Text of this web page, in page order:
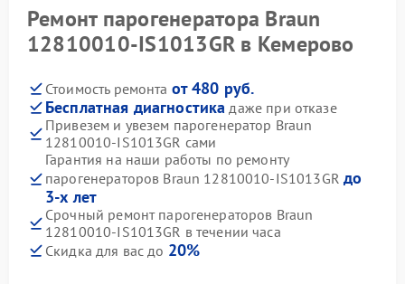
Ремонт парогенератора Braun
12810010-IS1013GR в Кемерово
Стоимость ремонта от 480 руб.
Бесплатная диагностика даже при отказе
Привезем и увезем парогенератор Braun
12810010-IS1013GR сами
Гарантия на наши работы по ремонту
парогенераторов Braun 12810010-IS1013GR до
3-х лет
Срочный ремонт парогенераторов Braun
12810010-IS1013GR в течении часа
Скидка для вас до 20%